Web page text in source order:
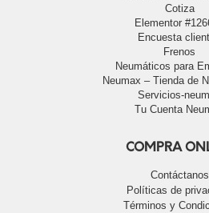
Cotiza
Elementor
Encuesta
Frenos
Neumáticos para
Neumax – Tienda de
Servicios-
Tu Cuenta
COMPRA
Contáctanos
Políticas de
Términos y